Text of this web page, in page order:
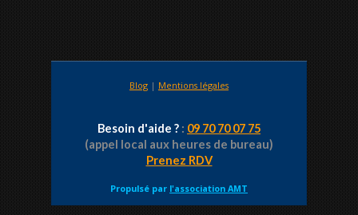
Blog | Mentions légales
Besoin d'aide ? : 09 70 70 07 75
(appel local aux heures de bureau)
Prenez RDV
Propulsé par l'association AMT